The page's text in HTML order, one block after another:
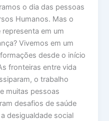
o dia das pessoas
Humanos. Mas o
em um
Vivemos em um
desde o início
fronteiras entre vida
o trabalho
muitas pessoas
desafios de saúde
desigualdade social